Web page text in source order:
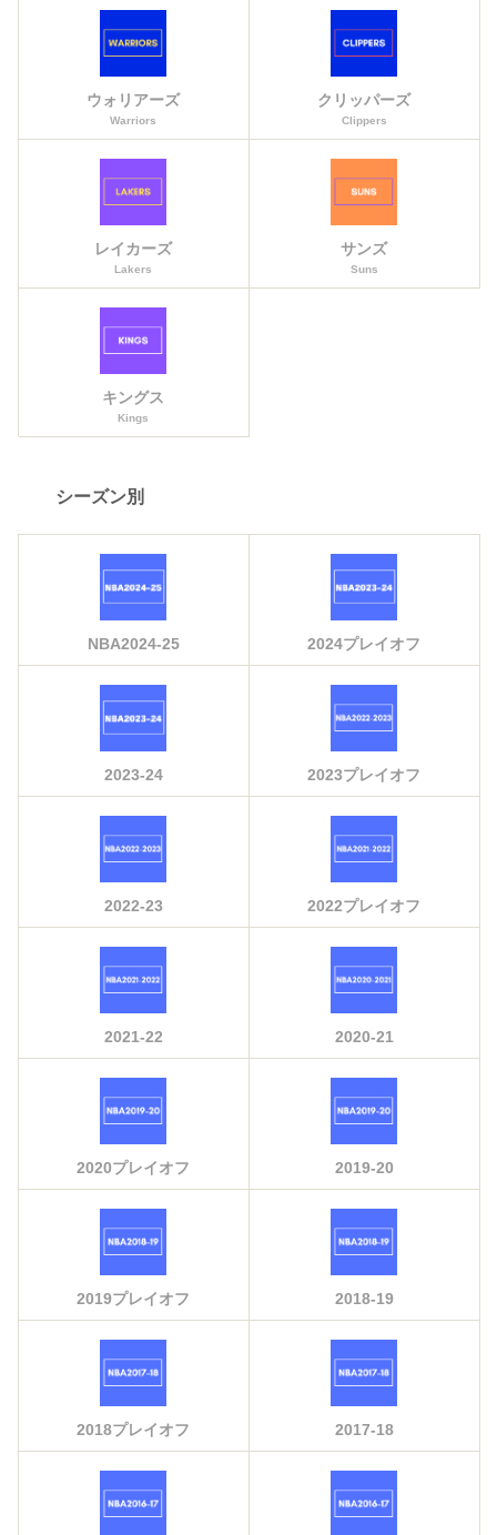
ウォリアーズ
Warriors
クリッパーズ
Clippers
レイカーズ
Lakers
サンズ
Suns
キングス
Kings
シーズン別
NBA2024-25 2024プレイオフ
2023-24 2023プレイオフ
2022-23 2022プレイオフ
2021-22 2020-21
2020プレイオフ 2019-20
2019プレイオフ 2018-19
2018プレイオフ 2017-18